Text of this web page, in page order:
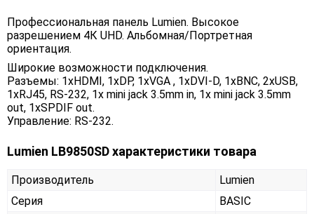
Профессиональная панель Lumien. Высокое
разрешением 4К UHD. Альбомная/Портретная
ориентация.
Широкие возможности подключения.
Разъемы: 1xHDMI, 1xDP, 1xVGA , 1xDVI-D, 1хBNC, 2xUSB,
1xRJ45, RS-232, 1x mini jack 3.5mm in, 1x mini jack 3.5mm
out, 1xSPDIF out.
Управление: RS-232.
Lumien LB9850SD характеристики товара
Производитель
Lumien
Серия
BASIC